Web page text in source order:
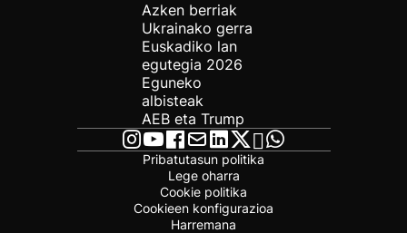
Azken berriak
Ukrainako gerra
Euskadiko lan
egutegia 2026
Eguneko
albisteak
AEB eta Trump
Pribatutasun politika
Lege oharra
Cookie politika
Cookieen konfigurazioa
Harremana